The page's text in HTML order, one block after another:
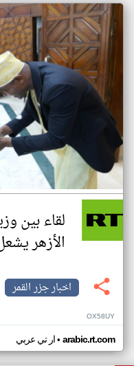
لقاء بين
الأزهر
اخبار جزر القمر
OX58UY
ار تي عربي• arabic.rt.com